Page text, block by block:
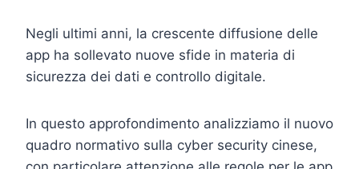
Negli ultimi anni, la crescente diffusione delle
app ha sollevato nuove sfide in materia di
sicurezza dei dati e controllo digitale.
In questo approfondimento analizziamo il nuovo
quadro normativo sulla cyber security cinese,